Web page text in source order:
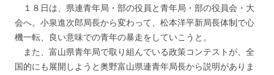
１８日は、県連青年局・部の役員と青年局・部の役員会・大
会へ。小泉進次郎局長から変わって、松本洋平新局長体制で心
機一転、良い意味での青年の暴走をしていこうと。
また、富山県青年局で取り組んでいる政策コンテストが、全
国的にも展開しようと奥野富山県連青年局長から説明がありま